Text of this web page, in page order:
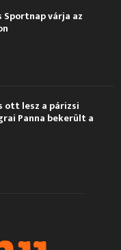
Sportnap várja az
ott lesz a párizsi
Panna bekerült a